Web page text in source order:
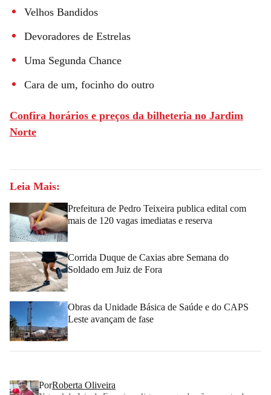
Velhos Bandidos
Devoradores de Estrelas
Uma Segunda Chance
Cara de um, focinho do outro
Confira horários e preços da bilheteria no Jardim
Norte
Leia Mais:
Prefeitura de Pedro Teixeira publica edital com
mais de 120 vagas imediatas e reserva
Corrida Duque de Caxias abre Semana do
Soldado em Juiz de Fora
Obras da Unidade Básica de Saúde e do CAPS
Leste avançam de fase
PorRoberta Oliveira